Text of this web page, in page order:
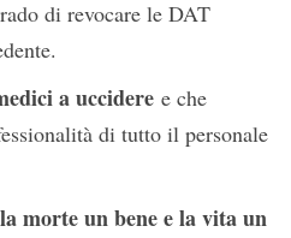
di revocare le DAT
a uccidere e che
di tutto il personale
morte un bene e la vita un